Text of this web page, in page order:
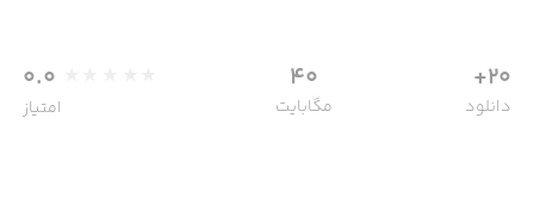
20+
دانلود
40
مگابایت
0.0
امتیاز